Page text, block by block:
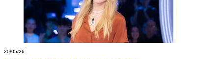
20/05/26